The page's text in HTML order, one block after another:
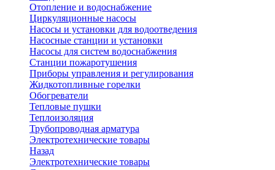
Отопление и водоснабжение
Циркуляционные насосы
Насосы и установки для водоотведения
Насосные станции и установки
Насосы для систем водоснабжения
Станции пожаротушения
Приборы управления и регулирования
Жидкотопливные горелки
Обогреватели
Тепловые пушки
Теплоизоляция
Трубопроводная арматура
Электротехнические товары
Назад
Электротехнические товары